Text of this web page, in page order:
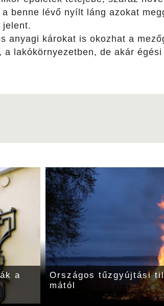
benne lévő nyílt láng azokat
jelent.
anyagi károkat is okozhat a
lakókörnyezetben, de akár
a
Országos tűzgyújtási
mától